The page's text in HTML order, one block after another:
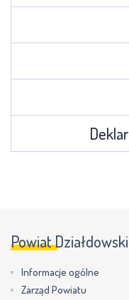
Powiat Działdowski
Informacje ogólne
Zarząd Powiatu